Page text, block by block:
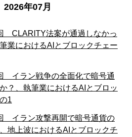
2026年07月
CLARITY法案が通過しなかっ
業におけるAIとブロックチェー
イラン戦争の全面化で暗号通
？、執筆業におけるAIとブロッ
1
イラン攻撃再開で暗号通貨の
地上波におけるAIとブロックチ